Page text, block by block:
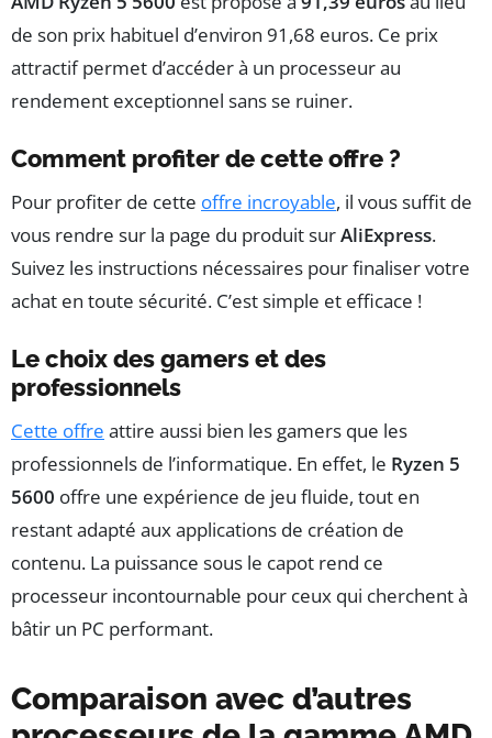
de son prix habituel d’environ 91,68 euros. Ce prix
attractif permet d’accéder à un processeur au
rendement exceptionnel sans se ruiner.
Comment profiter de cette offre ?
Pour profiter de cette offre incroyable, il vous suffit de
vous rendre sur la page du produit surAliExpress.
Suivez les instructions nécessaires pour finaliser votre
achat en toute sécurité. C’est simple et efficace !
Le choix des gamers et des
professionnels
Cette offre attire aussi bien les gamers que les
professionnels de l’informatique. En effet, le Ryzen 5
5600 offre une expérience de jeu fluide, tout en
restant adapté aux applications de création de
contenu. La puissance sous le capot rend ce
processeur incontournable pour ceux qui cherchent à
bâtir un PC performant.
Comparaison avec d’autres